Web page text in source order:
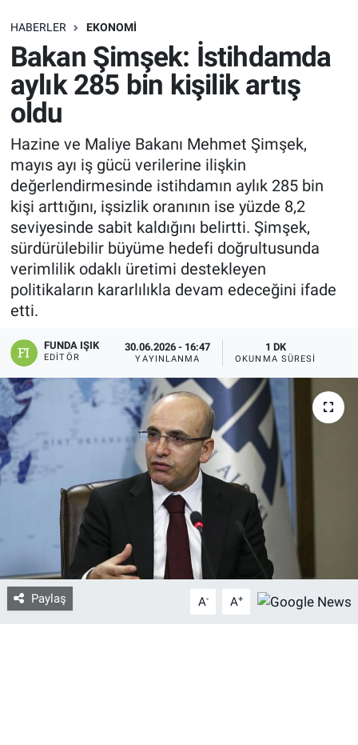
HABERLER EKONOMI
Bakan Şimşek: İstihdamda
aylık 285 bin kişilik artış
oldu
Hazine ve Maliye Bakanı Mehmet Şimşek,
mayıs ayı iş gücü verilerine ilişkin
değerlendirmesinde istihdamın aylık 285 bin
kişi arttığını, işsizlik oranının ise yüzde 8,2
seviyesinde sabit kaldığını belirtti. Şimşek,
sürdürülebilir büyüme hedefi doğrultusunda
verimlilik odaklı üretimi destekleyen
politikaların kararlılıkla devam edeceğini ifade
etti.
FUNDA IŞIK
EDITÖR
30.06.2026 - 16:47
YAYINLANMA
1 DK
OKUNMA SÜRESI
Paylaş A- A+
SAĞLIK
EKONOMİ
EĞİTİM
ÖZEL HABER
Keşfet
ASTROLOJİ
MANŞET
İLAN
Bize ulaşın
İletişim/Künye
Gözden Kaçmasın
İletişim (Künye)